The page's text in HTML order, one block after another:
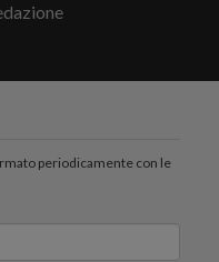
periodicamente con le